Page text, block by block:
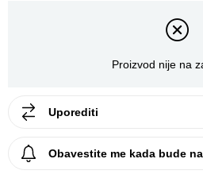
Proizvod nije na
Uporediti
Obavestite me kada bude